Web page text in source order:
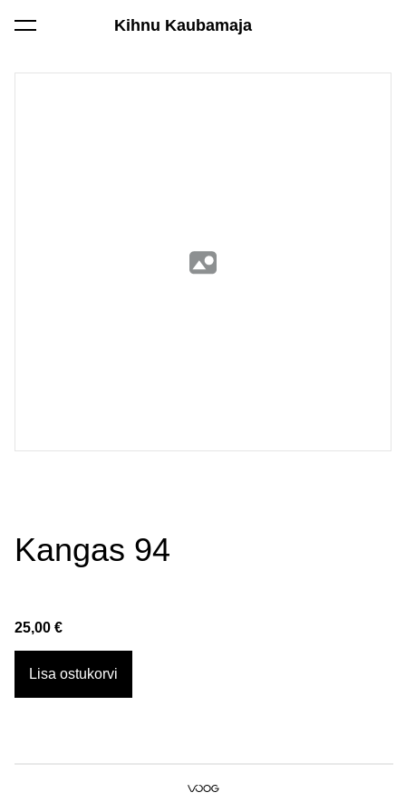
Kihnu Kaubamaja
lisati ostukorvi. Vaata ostukorvi
Kangas 94
25,00 €
Lisa ostukorvi